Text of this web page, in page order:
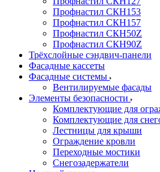
Профнастил СКН153
Профнастил СКН157
Профнастил СКН50Z
Профнастил СКН90Z
Трёхслойные сэндвич-панели
Фасадные кассеты
Фасадные системы
Вентилируемые фасады
Элементы безопасности
Комплектующие для
Комплектующие для
Лестницы для крыши
Ограждение кровли
Переходные мостики
Снегозадержатели